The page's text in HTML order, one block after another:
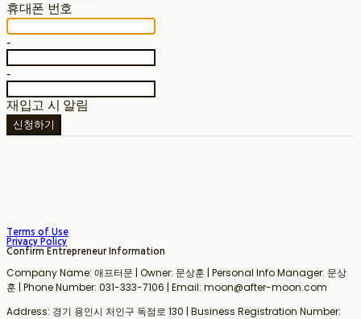
휴대폰 번호
-
-
재입고 시 알림
신청하기
Terms of Use
Privacy Policy
Confirm Entrepreneur Information
Company Name: 애프터문 | Owner: 문상훈 | Personal Info Manager: 문상
훈 | Phone Number: 031-333-7106 | Email: moon@after-moon.com
Address: 경기 용인시 처인구 독점로 130 | Business Registration Number: